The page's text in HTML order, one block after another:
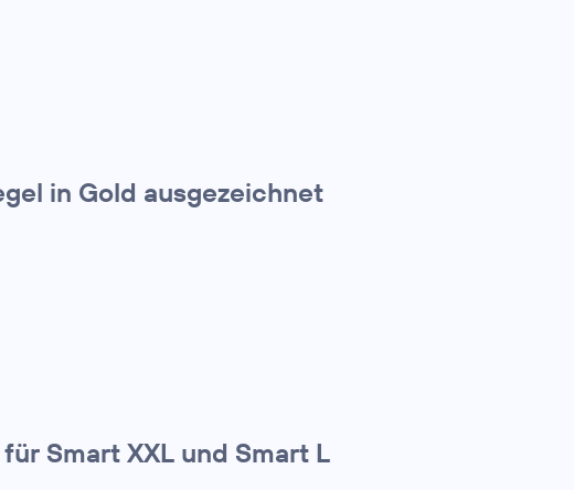
in Gold ausgezeichnet
Smart XXL und Smart L